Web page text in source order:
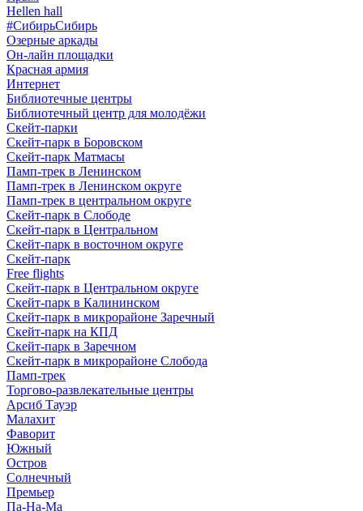
Hellen hall
#СибирьСибирь
Озерные аркады
Он-лайн площадки
Красная армия
Интернет
Библиотечные центры
Библиотечный центр для молодёжи
Скейт-парки
Скейт-парк в Боровском
Скейт-парк Матмасы
Памп-трек в Ленинском
Памп-трек в Ленинском округе
Памп-трек в центральном округе
Скейт-парк в Слободе
Скейт-парк в Центральном
Скейт-парк в восточном округе
Скейт-парк
Free flights
Скейт-парк в Центральном округе
Скейт-парк в Калининском
Скейт-парк в микрорайоне Заречный
Скейт-парк на КПД
Скейт-парк в Заречном
Скейт-парк в микрорайоне Слобода
Памп-трек
Торгово-развлекательные центры
Арсиб Тауэр
Малахит
Фаворит
Южный
Остров
Солнечный
Премьер
Па-На-Ма